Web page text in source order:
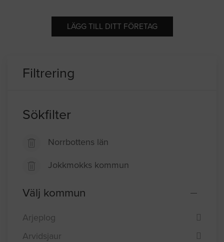
LÄGG TILL DITT FÖRETAG
Filtrering
Sökfilter
Norrbottens län
Jokkmokks kommun
Välj kommun
Arjeplog
Arvidsjaur